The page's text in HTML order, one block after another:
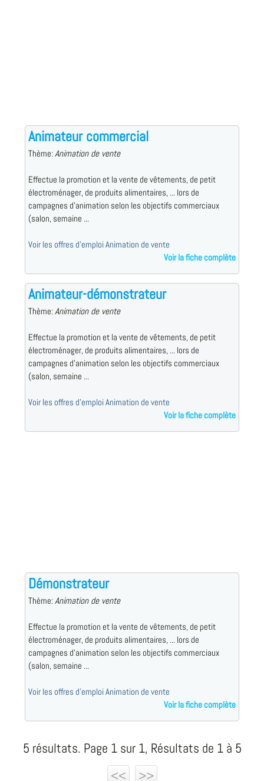
Animateur commercial
Thème:Animation de vente
Effectue la promotion et la vente de vêtements, de petit
électroménager, de produits alimentaires, ... lors de
campagnes d'animation selon les objectifs commerciaux
(salon, semaine ...
Voir les offres d'emploi Animation de vente
Voir la fiche complète
Animateur-démonstrateur
Thème:Animation de vente
Effectue la promotion et la vente de vêtements, de petit
électroménager, de produits alimentaires, ... lors de
campagnes d'animation selon les objectifs commerciaux
(salon, semaine ...
Voir les offres d'emploi Animation de vente
Voir la fiche complète
Démonstrateur
Thème:Animation de vente
Effectue la promotion et la vente de vêtements, de petit
électroménager, de produits alimentaires, ... lors de
campagnes d'animation selon les objectifs commerciaux
(salon, semaine ...
Voir les offres d'emploi Animation de vente
Voir la fiche complète
5 résultats. Page 1 sur 1, Résultats de 1 à 5
<<
>>